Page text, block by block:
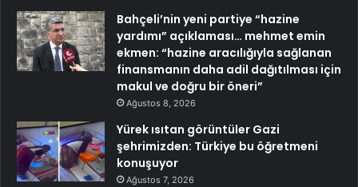
Bahçeli’nin yeni partiye “hazine
yardımı” açıklaması… mehmet emin
ekmen: “hazine aracılığıyla sağlanan
finansmanın daha adil dağıtılması için
makul ve doğru bir öneri”
Ağustos 8, 2026
Yürek ısıtan görüntüler Gazi
şehrimizden: Türkiye bu öğretmeni
konuşuyor
Ağustos 7, 2026